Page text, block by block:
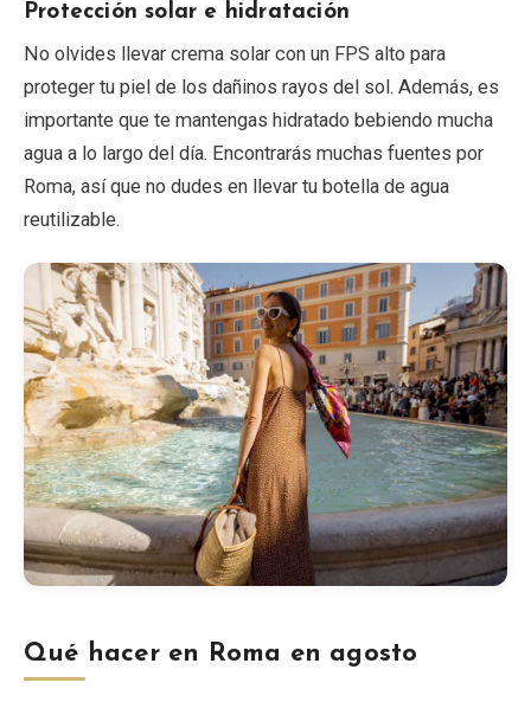
Protección solar e hidratación
No olvides llevar crema solar con un FPS alto para
proteger tu piel de los dañinos rayos del sol. Además, es
importante que te mantengas hidratado bebiendo mucha
agua a lo largo del día. Encontrarás muchas fuentes por
Roma, así que no dudes en llevar tu botella de agua
reutilizable.
Qué hacer en Roma en agosto